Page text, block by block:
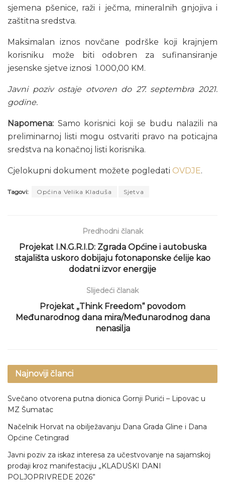
sjemena pšenice, raži i ječma, mineralnih gnjojiva i
zaštitna sredstva.
Maksimalan iznos novčane podrške koji krajnjem
korisniku može biti odobren za sufinansiranje
jesenske sjetve iznosi 1.000,00 KM.
Javni poziv ostaje otvoren do 27. septembra 2021.
godine.
Napomena: Samo korisnici koji se budu nalazili na
preliminarnoj listi mogu ostvariti pravo na poticajna
sredstva na konačnoj listi korisnika.
Cjelokupni dokument možete pogledati OVDJE.
Tagovi: Općina Velika Kladuša Sjetva
Predhodni članak
Projekat I.N.G.R.I.D: Zgrada Općine i autobuska
stajališta uskoro dobijaju fotonaponske ćelije kao
dodatni izvor energije
Slijedeći članak
Projekat „Think Freedom“ povodom
Međunarodnog dana mira/Međunarodnog dana
nenasilja
Najnoviji članci
Svečano otvorena putna dionica Gornji Purići – Lipovac u
MZ Šumatac
Načelnik Horvat na obilježavanju Dana Grada Gline i Dana
Općine Cetingrad
Javni poziv za iskaz interesa za učestvovanje na sajamskoj
prodaji kroz manifestaciju „KLADUŠKI DANI
POLJOPRIVREDE 2026”